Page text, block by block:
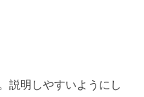
説明しやすいようにし